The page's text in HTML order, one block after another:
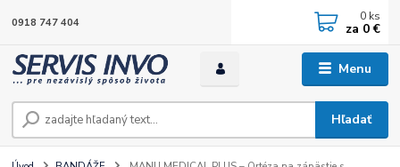
Menu
Hľadať
0918 747 404 0 ks
za 0 €